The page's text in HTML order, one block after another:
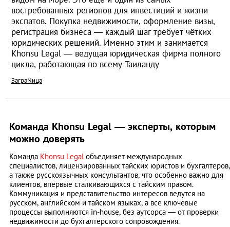
востребованных регионов для инвестиций и жизни
экспатов. Покупка недвижимости, оформление визы,
регистрация бизнеса — каждый шаг требует чётких
юридических решений. Именно этим и занимается
Khonsu Legal — ведущая юридическая фирма полного
цикла, работающая по всему Таиланду
ЗаграNица
Команда Khonsu Legal — эксперты, которым
можно доверять
Команда Khonsu Legalобъединяет международных
специалистов, лицензированных тайских юристов и бухгалтеров,
а также русскоязычных консультантов, что особенно важно для
клиентов, впервые сталкивающихся с тайским правом.
Коммуникация и представительство интересов ведутся на
русском, английском и тайском языках, а все ключевые
процессы выполняются in-house, без аутсорса — от проверки
недвижимости до бухгалтерского сопровождения.